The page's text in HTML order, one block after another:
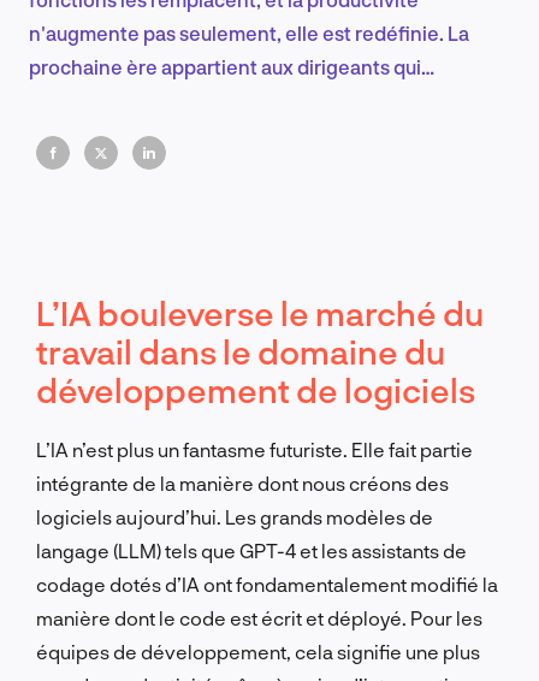
n'augmente pas seulement, elle est redéfinie. La
prochaine ère appartient aux dirigeants qui
première phase.
L’IA bouleverse le marché du
travail dans le domaine du
développement de logiciels
L’IA n’est plus un fantasme futuriste. Elle fait partie
intégrante de la manière dont nous créons des
logiciels aujourd’hui. Les grands modèles de
langage (LLM) tels que GPT-4 et les assistants de
codage dotés d’IA ont fondamentalement modifié la
manière dont le code est écrit et déployé. Pour les
équipes de développement, cela signifie une plus